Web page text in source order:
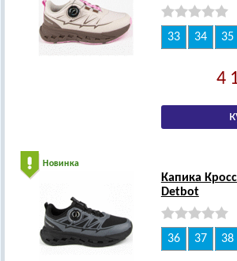
33 34 35
4
Новинка
Капика
Detbot
36 37 38